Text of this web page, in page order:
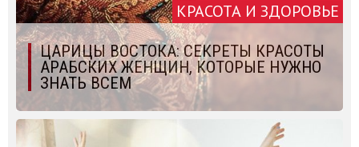
КРАСОТА И ЗДОРОВЬЕ
ЦАРИЦЫ ВОСТОКА: СЕКРЕТЫ КРАСОТЫ
АРАБСКИХ ЖЕНЩИН, КОТОРЫЕ НУЖНО
ЗНАТЬ ВСЕМ